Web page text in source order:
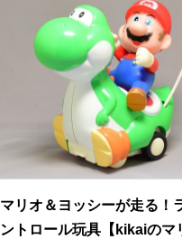
マリオ＆ヨッシーが走る！
ントロール玩具【kikaiのマ